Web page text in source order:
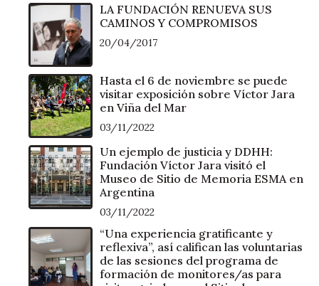
LA FUNDACIÓN RENUEVA SUS
CAMINOS Y COMPROMISOS
20/04/2017
Hasta el 6 de noviembre se puede
visitar exposición sobre Víctor Jara
en Viña del Mar
03/11/2022
Un ejemplo de justicia y DDHH:
Fundación Víctor Jara visitó el
Museo de Sitio de Memoria ESMA en
Argentina
03/11/2022
“Una experiencia gratificante y
reflexiva”, así califican las voluntarias
de las sesiones del programa de
formación de monitores/as para